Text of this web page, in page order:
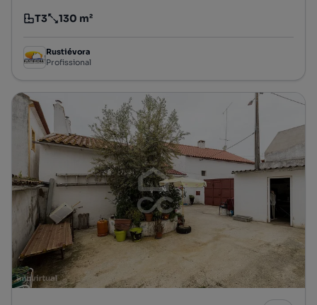
Tipologia
T3
Preço por metro quadrado
130 m²
Rustiévora
Profissional